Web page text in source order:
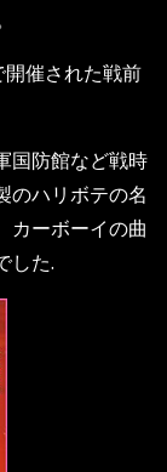
催された戦前
国防館など戦時
のハリボテの名
カーボーイの曲
した.